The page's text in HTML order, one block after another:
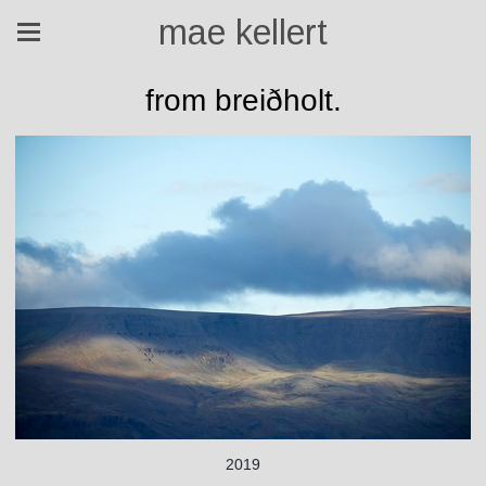
mae kellert
from breiðholt.
2019